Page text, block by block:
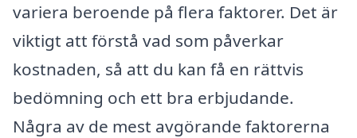
variera beroende på flera faktorer. Det är
viktigt att förstå vad som påverkar
kostnaden, så att du kan få en rättvis
bedömning och ett bra erbjudande.
Några av de mest avgörande faktorerna